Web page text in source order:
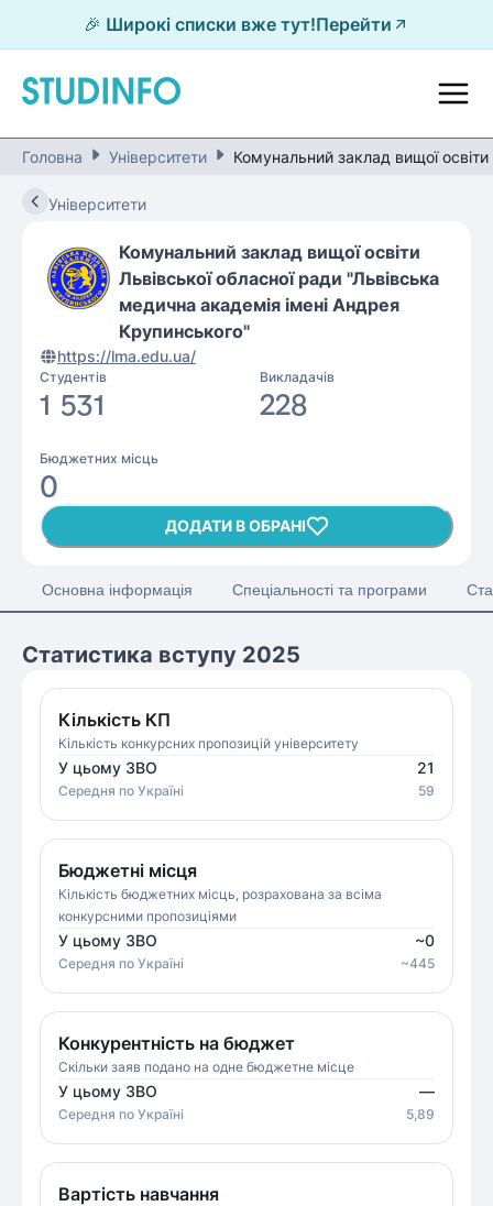
🎉 Широкі списки вже тут!Перейти
Головна Університети Комунальний заклад вищої
Університети
Комунальний заклад вищої освіти
Львівської обласної ради "Львівська
медична академія імені Андрея
Крупинського"
https://lma.edu.ua/
Студентів
1 531
Викладачів
228
Бюджетних місць
0
ДОДАТИ В ОБРАНІ
Основна інформація Спеціальності та програми
Статистика вступу 2025
Кількість КП
Кількість конкурсних пропозицій університету
У цьому ЗВО 21
Середня по Україні 59
Бюджетні місця
Кількість бюджетних місць, розрахована за всіма
конкурсними пропозиціями
У цьому ЗВО ~0
Середня по Україні ~445
Конкурентність на бюджет
Скільки заяв подано на одне бюджетне місце
У цьому ЗВО —
Середня по Україні 5,89
Вартість навчання